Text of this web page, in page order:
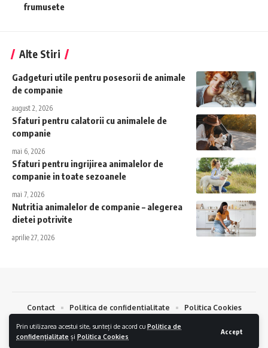
Prin utilizarea acestui site, sunteți de acord cu Politica de
confidențialitate și Politica Cookies
Accept
frumusete
Alte Stiri
Gadgeturi utile pentru posesorii de animale
de companie
august 2, 2026
Sfaturi pentru calatorii cu animalele de
companie
mai 6, 2026
Sfaturi pentru ingrijirea animalelor de
companie in toate sezoanele
mai 7, 2026
Nutritia animalelor de companie – alegerea
dietei potrivite
aprilie 27, 2026
TeraMedia © 2024.Creare Magazin Onlinesi
byAlphaByte
Contact Politica de confidentialitate Politica Cookies